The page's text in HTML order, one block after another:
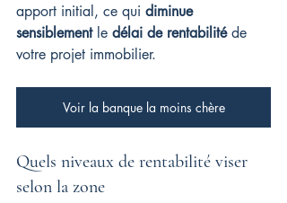
apport initial, ce qui diminue
sensiblement le délai de rentabilité de
votre projet immobilier.
Voir la banque la moins chère
Quels niveaux de rentabilité viser
selon la zone